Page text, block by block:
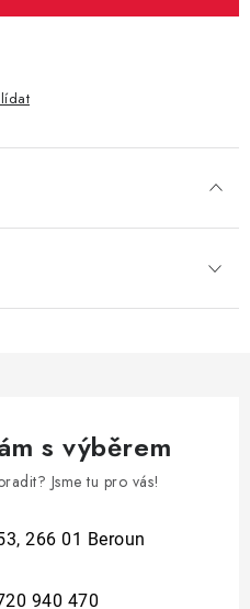
s výběrem
Jsme tu pro vás!
266 01 Beroun
940 470